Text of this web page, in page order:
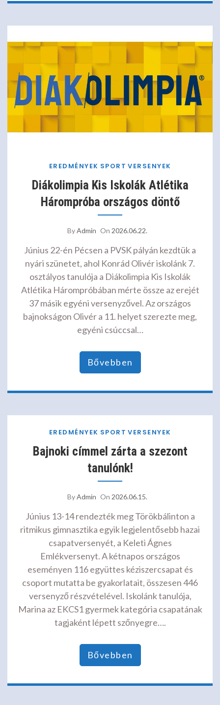
EREDMÉNYEK SPORT VERSENYEK
Diákolimpia Kis Iskolák Atlétika
Hárompróba országos döntő
ByAdmin On 2026.06.22.
Június 22-én Pécsen a PVSK pályán kezdtük a
nyári szünetet, ahol Konrád Olivér iskolánk 7.
osztályos tanulója a Diákolimpia Kis Iskolák
Atlétika Hárompróbában mérte össze az erejét
37 másik egyéni versenyzővel. Az országos
bajnokságon Olivér a 11. helyet szerezte meg,
egyéni csúccsal…
Bővebben
EREDMÉNYEK SPORT VERSENYEK
Bajnoki címmel zárta a szezont
tanulónk!
ByAdmin On 2026.06.15.
Június 13-14 rendezték meg Törökbálinton a
ritmikus gimnasztika egyik legjelentősebb hazai
csapatversenyét, a Keleti Ágnes
Emlékversenyt. A kétnapos országos
eseményen 116 együttes kéziszercsapat és
csoport mutatta be gyakorlatait, összesen 446
versenyző részvételével. Iskolánk tanulója,
Marina az EKCS1 gyermek kategória csapatának
tagjaként lépett szőnyegre….
Bővebben